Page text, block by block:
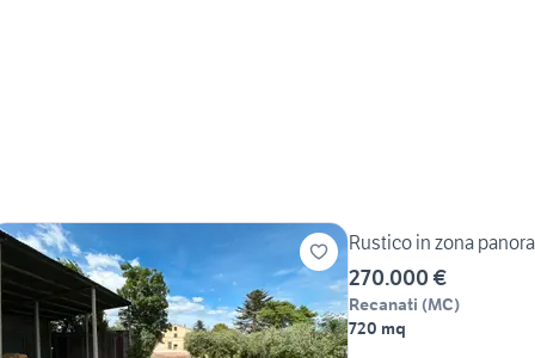
Rustico in zona
270.000 €
Recanati (MC)
720 mq